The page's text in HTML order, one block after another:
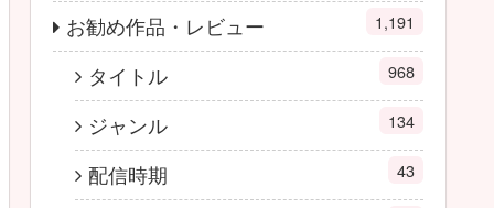
お勧め作品・レビュー 1,191
タイトル 968
ジャンル 134
配信時期 43